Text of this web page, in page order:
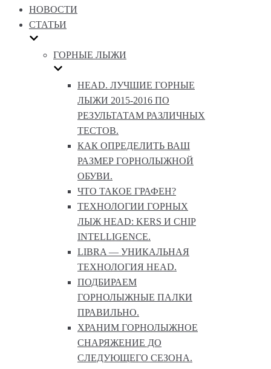
НОВОСТИ
СТАТЬИ
ГОРНЫЕ ЛЫЖИ
HEAD. ЛУЧШИЕ ГОРНЫЕ
ЛЫЖИ 2015-2016 ПО
РЕЗУЛЬТАТАМ РАЗЛИЧНЫХ
ТЕСТОВ.
КАК ОПРЕДЕЛИТЬ ВАШ
РАЗМЕР ГОРНОЛЫЖНОЙ
ОБУВИ.
ЧТО ТАКОЕ ГРАФЕН?
ТЕХНОЛОГИИ ГОРНЫХ
ЛЫЖ HEAD: KERS И CHIP
INTELLIGENCE.
LIBRA — УНИКАЛЬНАЯ
ТЕХНОЛОГИЯ HEAD.
ПОДБИРАЕМ
ГОРНОЛЫЖНЫЕ ПАЛКИ
ПРАВИЛЬНО.
ХРАНИМ ГОРНОЛЫЖНОЕ
СНАРЯЖЕНИЕ ДО
СЛЕДУЮЩЕГО СЕЗОНА.